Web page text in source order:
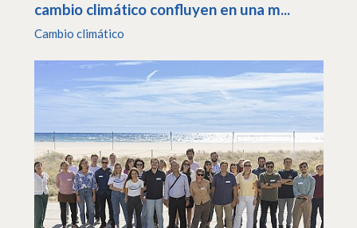
cambio climático confluyen en una m...
Cambio climático